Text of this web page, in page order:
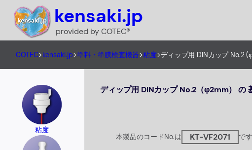
キ
kensaki.jp
provided by COTEC®
COTEC>kensaki.jp>塗料・塗膜検査機器>粘度>ディップ用 DINカップ No.2
粘度
ディップ用 DINカップ No.2（φ2mm） の
本製品のコードNo.は KT-VF2071 です